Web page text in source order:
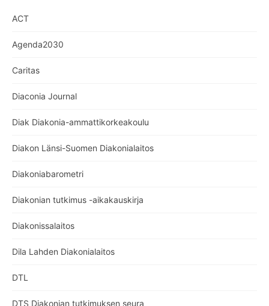
ACT
Agenda2030
Caritas
Diaconia Journal
Diak Diakonia-ammattikorkeakoulu
Diakon Länsi-Suomen Diakonialaitos
Diakoniabarometri
Diakonian tutkimus -aikakauskirja
Diakonissalaitos
Dila Lahden Diakonialaitos
DTL
DTS Diakonian tutkimuksen seura